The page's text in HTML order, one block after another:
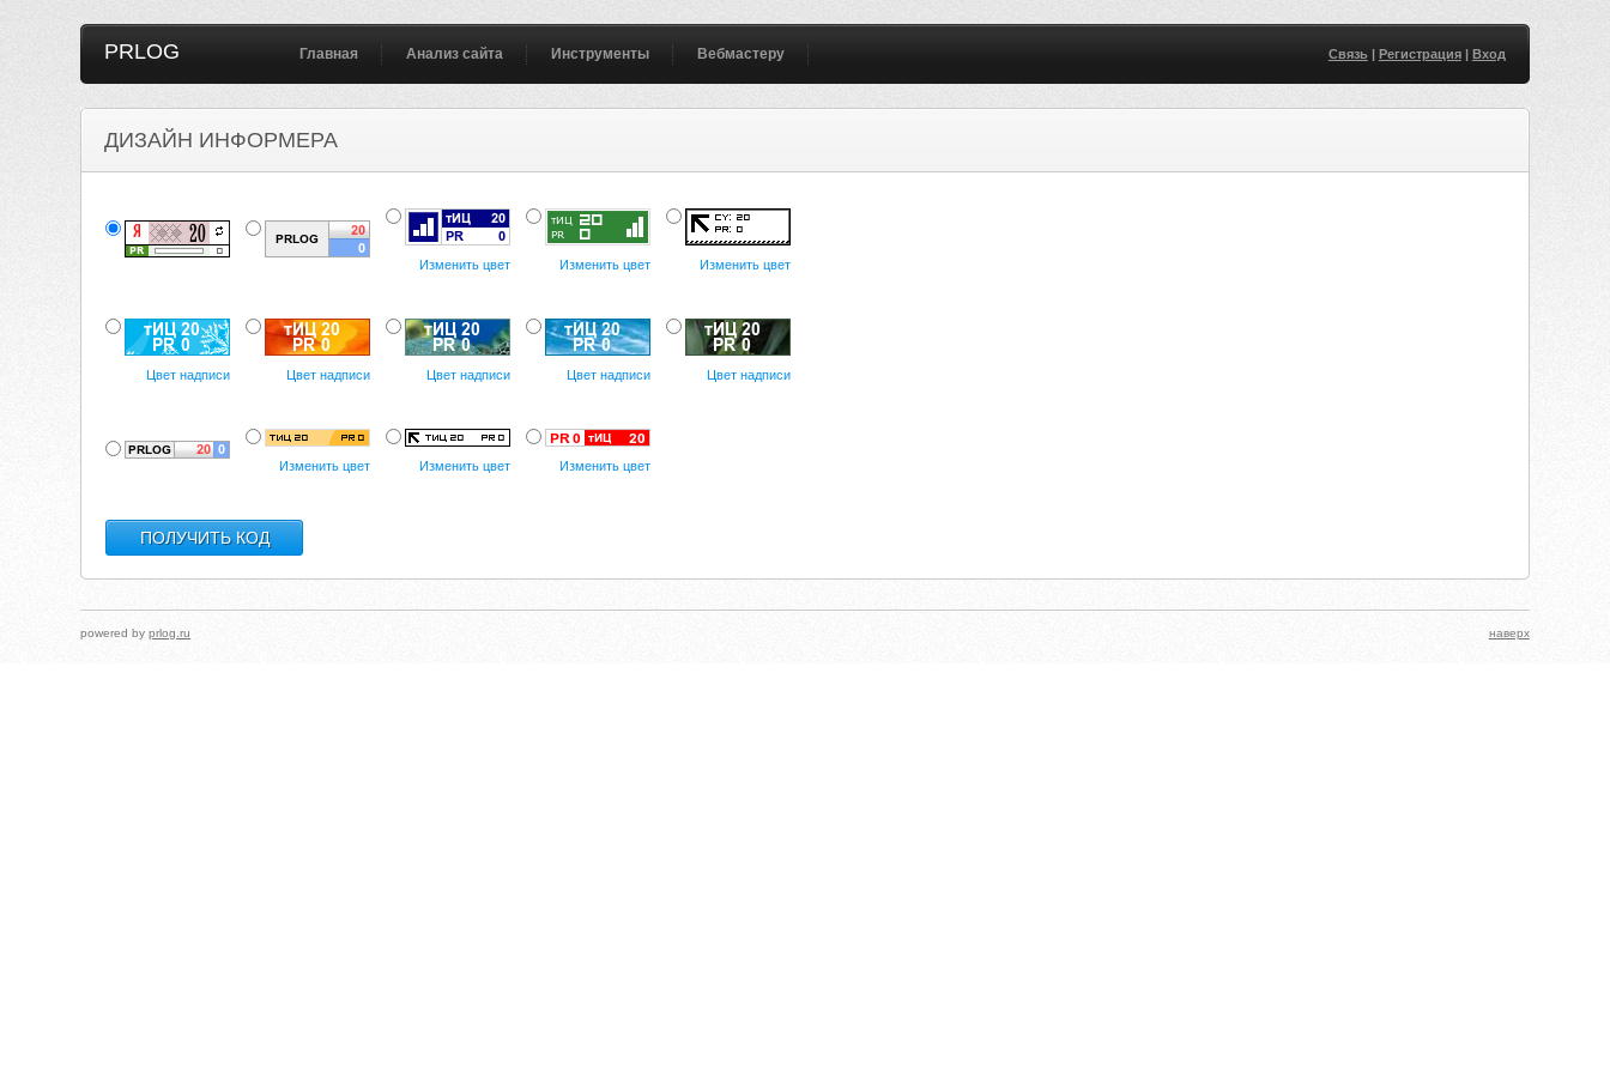
PRLOG Главная Анализ сайта Инструменты Вебмастеру Связь| Регистрация| Вход
ДИЗАЙН ИНФОРМЕРА
Изменить цвет Изменить цвет Изменить цвет
Цвет надписи Цвет надписи Цвет надписи Цвет надписи Цвет надписи
Изменить цвет Изменить цвет Изменить цвет
powered byprlog.ru наверх